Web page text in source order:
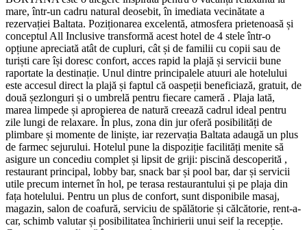
mare, într-un cadru natural deosebit, în imediata vecinătate a
rezervației Baltata. Poziționarea excelentă, atmosfera prietenoasă și
conceptul All Inclusive transformă acest hotel de 4 stele într-o
opțiune apreciată atât de cupluri, cât și de familii cu copii sau de
turiști care își doresc confort, acces rapid la plajă și servicii bune
raportate la destinație. Unul dintre principalele atuuri ale hotelului
este accesul direct la plajă și faptul că oaspeții beneficiază, gratuit, de
două șezlonguri și o umbrelă pentru fiecare cameră . Plaja lată,
marea limpede și apropierea de natură creează cadrul ideal pentru
zile lungi de relaxare. În plus, zona din jur oferă posibilități de
plimbare și momente de liniște, iar rezervația Baltata adaugă un plus
de farmec sejurului. Hotelul pune la dispoziție facilități menite să
asigure un concediu complet și lipsit de griji: piscină descoperită ,
restaurant principal, lobby bar, snack bar și pool bar, dar și servicii
utile precum internet în hol, pe terasa restaurantului și pe plaja din
fața hotelului. Pentru un plus de confort, sunt disponibile masaj,
magazin, salon de coafură, serviciu de spălătorie și călcătorie, rent-a-
car, schimb valutar și posibilitatea închirierii unui seif la recepție.